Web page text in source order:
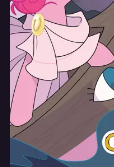
Редактор
Райли Фармер, Бикси Матье